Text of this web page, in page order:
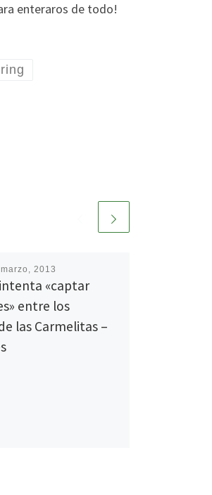
enteraros de todo!
2013
«captar
entre los
las Carmelitas –